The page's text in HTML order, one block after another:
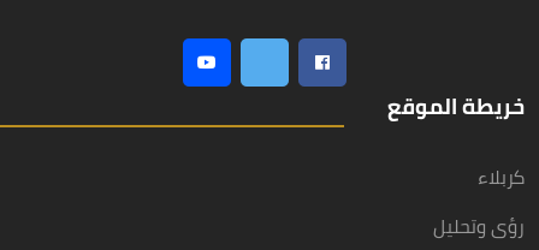
خريطة الموقع
كربلاء
رؤى وتحليل